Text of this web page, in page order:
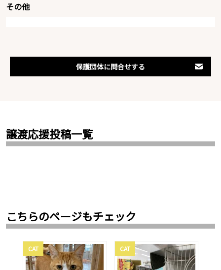
その他
保護団体に問合せする
譲渡応援投稿一覧
こちらのページもチェック
CAT CAT